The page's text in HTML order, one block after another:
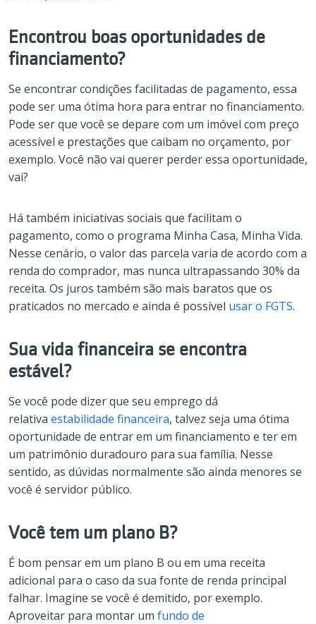
Encontrou boas oportunidades de
financiamento?
Se encontrar condições facilitadas de pagamento, essa
pode ser uma ótima hora para entrar no financiamento.
Pode ser que você se depare com um imóvel com preço
acessível e prestações que caibam no orçamento, por
exemplo. Você não vai querer perder essa oportunidade,
vai?
Há também iniciativas sociais que facilitam o
pagamento, como o programa Minha Casa, Minha Vida.
Nesse cenário, o valor das parcela varia de acordo com a
renda do comprador, mas nunca ultrapassando 30% da
receita. Os juros também são mais baratos que os
praticados no mercado e ainda é possível usar o FGTS.
Sua vida financeira se encontra
estável?
Se você pode dizer que seu emprego dá
relativa estabilidade financeira, talvez seja uma ótima
oportunidade de entrar em um financiamento e ter em
um patrimônio duradouro para sua família. Nesse
sentido, as dúvidas normalmente são ainda menores se
você é servidor público.
Você tem um plano B?
É bom pensar em um plano B ou em uma receita
adicional para o caso da sua fonte de renda principal
falhar. Imagine se você é demitido, por exemplo.
Aproveitar para montar um fundo de